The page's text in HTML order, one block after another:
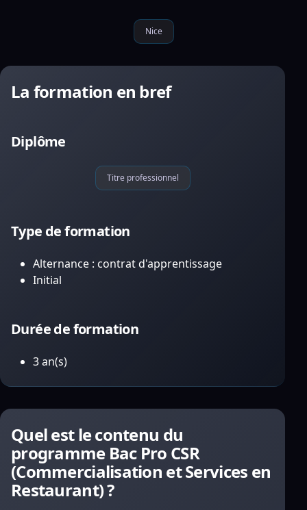
Nice
La formation en bref
Diplôme
Titre professionnel
Type de formation
Alternance : contrat d'apprentissage
Initial
Durée de formation
3 an(s)
Quel est le contenu du
programme Bac Pro CSR
(Commercialisation et Services en
Restaurant) ?